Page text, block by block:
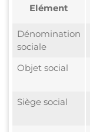
Elément
Dénomination
sociale
Objet social
Siège social